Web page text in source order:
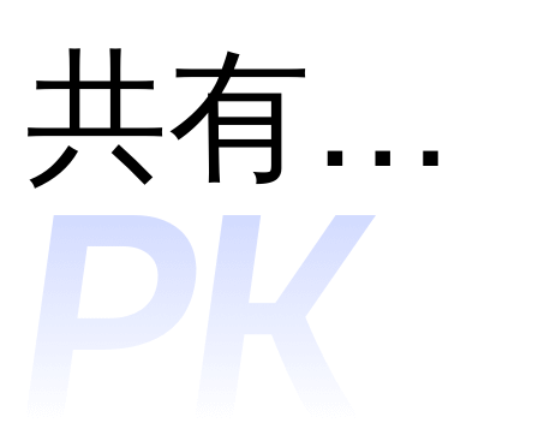
AI学哪
个好
共有分类：AI助理